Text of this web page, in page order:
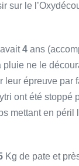
sur le
4 ans
pluie ne le
leur épreuve par
ont été stoppé
mettant en péril
Kg de pate et